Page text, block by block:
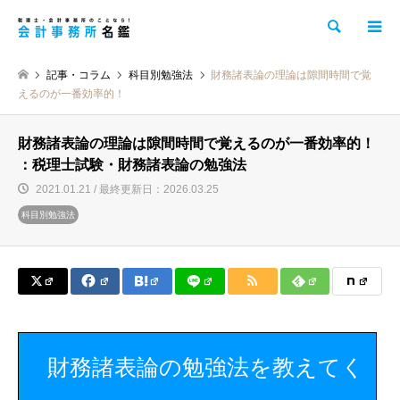
検索
記事・コラム 科目別勉強法
財務諸表論の理論は隙間時間で覚
えるのが一番効率的！
財務諸表論の理論は隙間時間で覚えるのが一番効率的！
：税理士試験・財務諸表論の勉強法
2021.01.21 / 最終更新日：2026.03.25
科目別勉強法
財務諸表論の勉強法を教えてく